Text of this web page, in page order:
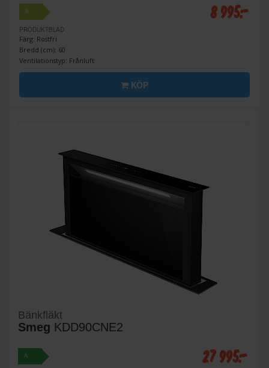
B
PRODUKTBLAD
Färg: Rostfri
Bredd (cm): 60
Ventilationstyp: Frånluft
8 995:-
KÖP
Bänkfläkt
Smeg KDD90CNE2
A 27 995:-